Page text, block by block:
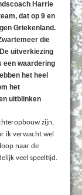
Harrie
dat op 9 en
Griekenland.
die
uitverkiezing
een waardering
het heel
het
uitblinken
zijn,
ik verwacht wel
naar de
veel speeltijd.